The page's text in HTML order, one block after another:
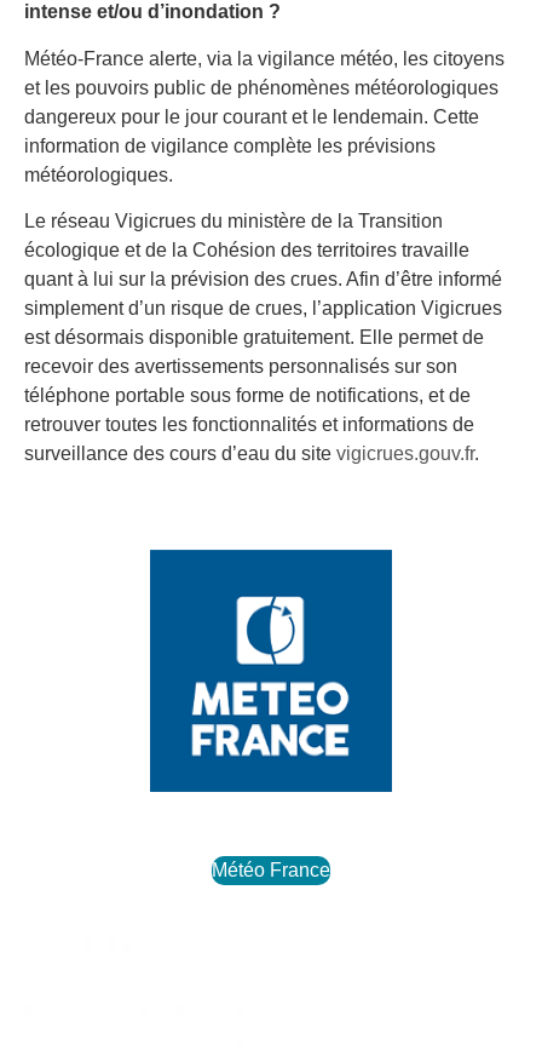
intense et/ou d’inondation ?
Météo-France alerte, via la vigilance météo, les citoyens
et les pouvoirs public de phénomènes météorologiques
dangereux pour le jour courant et le lendemain. Cette
information de vigilance complète les prévisions
météorologiques.
Le réseau Vigicrues du ministère de la Transition
écologique et de la Cohésion des territoires travaille
quant à lui sur la prévision des crues. Afin d’être informé
simplement d’un risque de crues, l’application Vigicrues
est désormais disponible gratuitement. Elle permet de
recevoir des avertissements personnalisés sur son
téléphone portable sous forme de notifications, et de
retrouver toutes les fonctionnalités et informations de
surveillance des cours d’eau du site vigicrues.gouv.fr.
Météo France